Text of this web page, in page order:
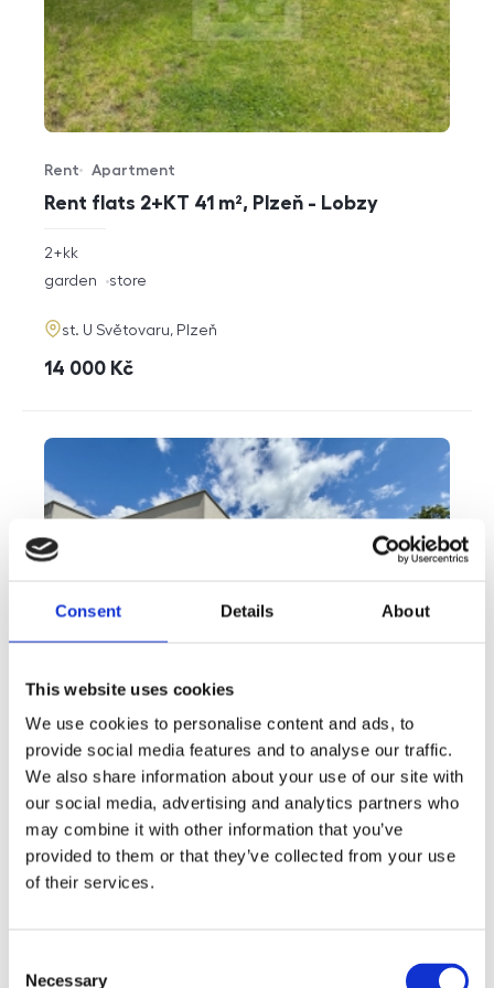
Consent Details About
This website uses cookies
We use cookies to personalise content and ads, to
provide social media features and to analyse our traffic.
We also share information about your use of our site with
our social media, advertising and analytics partners who
may combine it with other information that you’ve
provided to them or that they’ve collected from your use
of their services.
Necessary
Rent flats 2+KT 41 m², Plzeň - Lobzy
Offer type
Rent
Property type
Apartment
rozměry
2+kk
funkce
garden store
adresa
st. U Světovaru, Plzeň
cena
14 000 Kč
Sale houses Family, 181 m² - Unhošť
Offer type
Sale
Property type
House
Virtuální prohlídka
360° video
disposition
Family